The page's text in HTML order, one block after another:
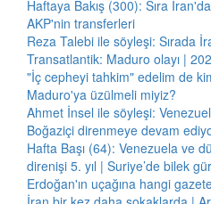
Haftaya Bakış (300): Sıra
AKP'nin transferleri
Reza Talebi ile söyleşi: Sırada
Transatlantik: Maduro olayı |
"İç cepheyi tahkim" edelim de
Maduro'ya üzülmeli miyiz?
Ahmet İnsel ile söyleşi:
Boğaziçi direnmeye devam
Hafta Başı (64): Venezuela ve
direnişi 5. yıl | Suriye’de bilek
Erdoğan'ın uçağına hangi